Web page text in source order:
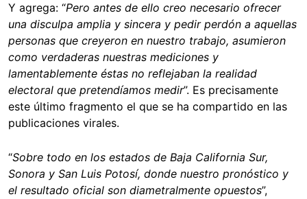
Y agrega: “Pero antes de ello creo necesario ofrecer
una disculpa amplia y sincera y pedir perdón a aquellas
personas que creyeron en nuestro trabajo, asumieron
como verdaderas nuestras mediciones y
lamentablemente éstas no reflejaban la realidad
electoral que pretendíamos medir”. Es precisamente
este último fragmento el que se ha compartido en las
publicaciones virales.
“Sobre todo en los estados de Baja California Sur,
Sonora y San Luis Potosí, donde nuestro pronóstico y
el resultado oficial son diametralmente opuestos”,